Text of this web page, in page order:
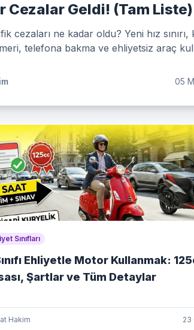
Cezalar Geldi! (Tam Liste)
cezaları ne kadar oldu? Yeni hız sınırı,
telefona bakma ve ehliyetsiz araç
05
Sınıfları
Ehliyetle Motor Kullanmak:
Şartlar ve Tüm Detaylar
Hakim 23